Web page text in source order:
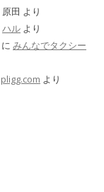
原田 より
ハル より
に みんなでタクシー
pligg.com より